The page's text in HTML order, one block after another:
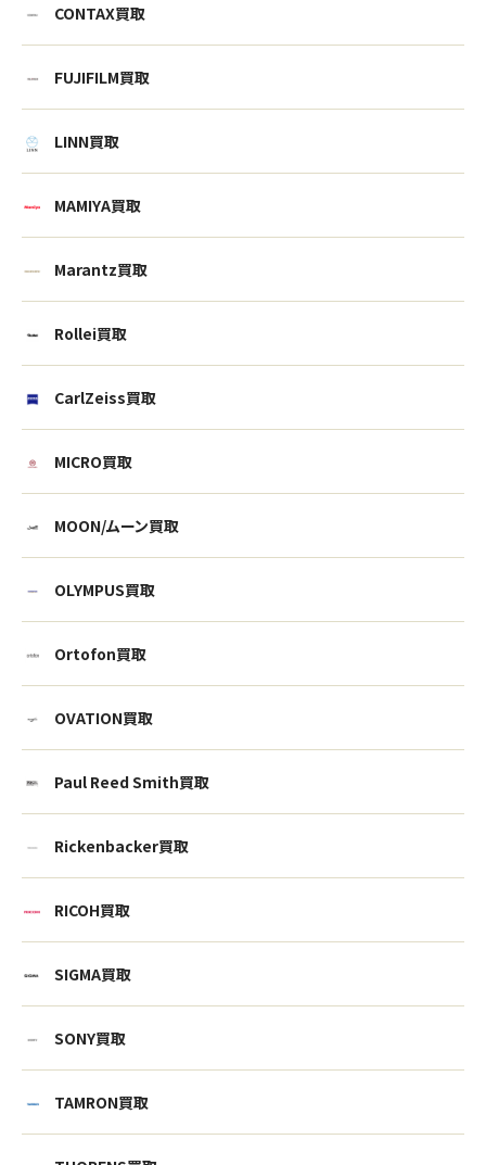
ウェブから1分
かんたん査定見積
フリーダイヤル
CONTAX買取
FUJIFILM買取
LINN買取
MAMIYA買取
Marantz買取
Rollei買取
CarlZeiss買取
MICRO買取
MOON/ムーン買取
OLYMPUS買取
Ortofon買取
OVATION買取
Paul Reed Smith買取
Rickenbacker買取
RICOH買取
SIGMA買取
SONY買取
TAMRON買取